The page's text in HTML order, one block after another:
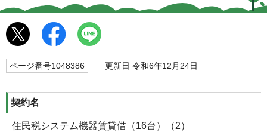
ページ番号1048386 更新日 令和6年12月24日
契約名
住民税システム機器賃貸借（16台）（2）